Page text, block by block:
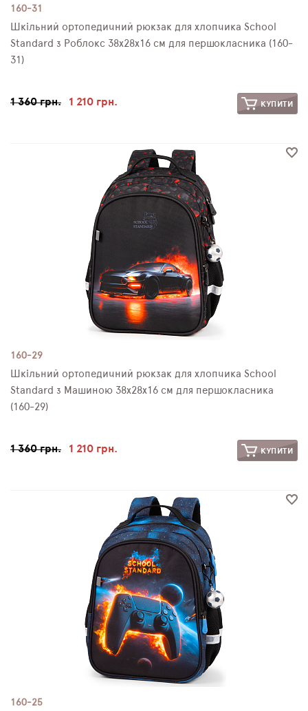
160-31
Шкільний ортопедичний рюкзак для хлопчика School
Standard з Роблокс 38х28х16 см для першокласника (160-
31)
1 360 грн. 1 210 грн. КУПИТИ
160-29
Шкільний ортопедичний рюкзак для хлопчика School
Standard з Машиною 38х28х16 см для першокласника
(160-29)
1 360 грн. 1 210 грн. КУПИТИ
160-25